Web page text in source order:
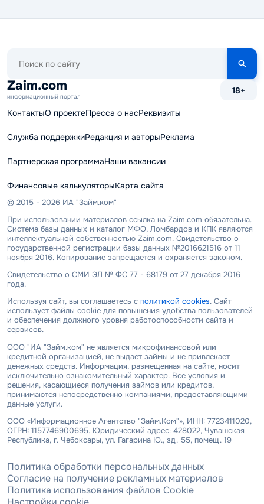
сайту
Zaim.com
информационный портал
18+
КонтактыО проектеПресса о насРеквизиты
Служба поддержкиРедакция и авторыРеклама
Партнерская программаНаши вакансии
Финансовые калькуляторыКарта сайта
© 2015 - 2026 ИА "Займ.ком"
При использовании материалов ссылка на Zaim.com обязательна.
Система базы данных и каталог МФО, Ломбардов и КПК являются
интеллектуальной собственностью Zaim.com. Свидетельство о
государственной регистрации базы данных №2016621516 от 11
ноября 2016. Копирование запрещается и охраняется законом.
Свидетельство о СМИ ЭЛ № ФС 77 - 68179 от 27 декабря 2016
года.
Используя сайт, вы соглашаетесь с политикой cookies. Сайт
использует файлы cookie для повышения удобства пользователей
и обеспечения должного уровня работоспособности сайта и
сервисов.
ООО "ИА "Займ.ком" не является микрофинансовой или
кредитной организацией, не выдает займы и не привлекает
денежных средств. Информация, размещенная на сайте, носит
исключительно ознакомительный характер. Все условия и
решения, касающиеся получения займов или кредитов,
принимаются непосредственно компаниями, предоставляющими
данные услуги.
ООО «Информационное Агентство "Займ.Ком"», ИНН: 7723411020,
ОГРН: 1157746900695. Юридический адрес: 428022, Чувашская
Республика, г. Чебоксары, ул. Гагарина Ю., зд. 55, помещ. 19
Политика обработки персональных данных
Согласие на получение рекламных материалов
Политика использования файлов Cookie